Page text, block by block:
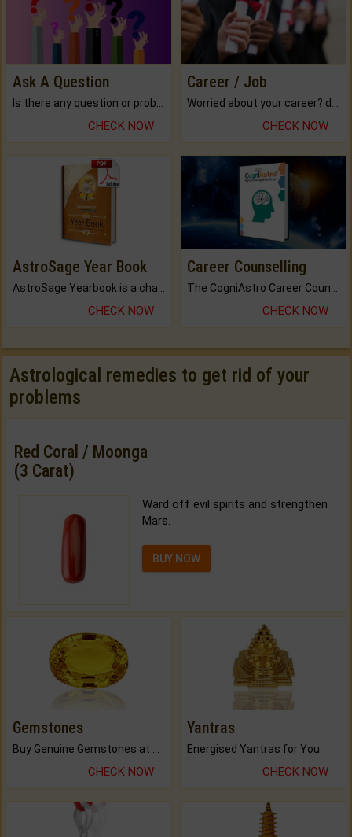
Ask A Question
CHECK NOW
Career / Job
CHECK NOW
AstroSage Year Book
AstroSage Yearbook is a channel to fulfill your dreams and destiny.
CHECK NOW
Career Counselling
The CogniAstro Career Counselling Report is the most comprehensive report available on this topic.
CHECK NOW
Astrological remedies to get rid of your
problems
Red Coral / Moonga
(3 Carat)
Ward off evil spirits and strengthen
Mars.
BUY NOW
Gemstones
Buy Genuine Gemstones at Best Prices.
CHECK NOW
Yantras
Energised Yantras for You.
CHECK NOW